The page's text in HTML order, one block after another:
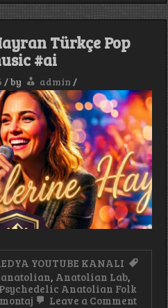
Oyun
havası
Düğünlerde
Oynamak
#oyunhavası
Türkçe Pop
#ai
/by admin /
YOUTUBE KANALI
anatolian, Anatolian Lab,
Psychedelic Anatolian Folk
Leave a Commenton